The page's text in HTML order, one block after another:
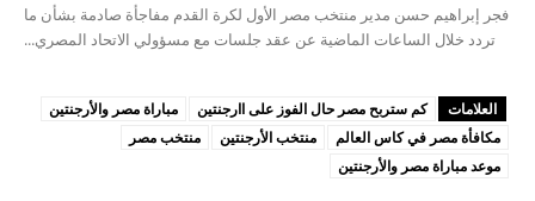
فجر إبراهيم حسن مدير منتخب مصر الأول لكرة القدم مفاجأة صادمة بشأن ما
تردد خلال الساعات الماضية عن عقد جلسات مع مسؤولي الاتحاد المصري...
العلامات كم ستربح مصر حال الفوز على اارجنتين
مباراة مصر والأرجنتين
مكافأة مصر في كاس العالم
منتخب الأرجنتين
منتخب مصر
موعد مباراة مصر والأرجنتين